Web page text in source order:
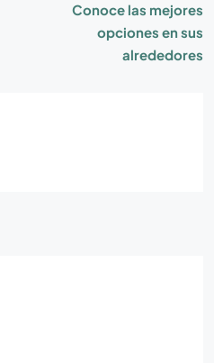
Conoce las mejores
opciones en sus
alrededores